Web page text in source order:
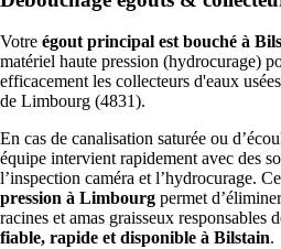
Votre égout principal est bouché à
matériel haute pression (hydrocurage)
efficacement les collecteurs d'eaux
de Limbourg (4831).
En cas de canalisation saturée ou
équipe intervient rapidement avec des
l’inspection caméra et l’hydrocurage.
pression à Limbourg permet
racines et amas graisseux responsables
fiable, rapide et disponible à Bilstain.